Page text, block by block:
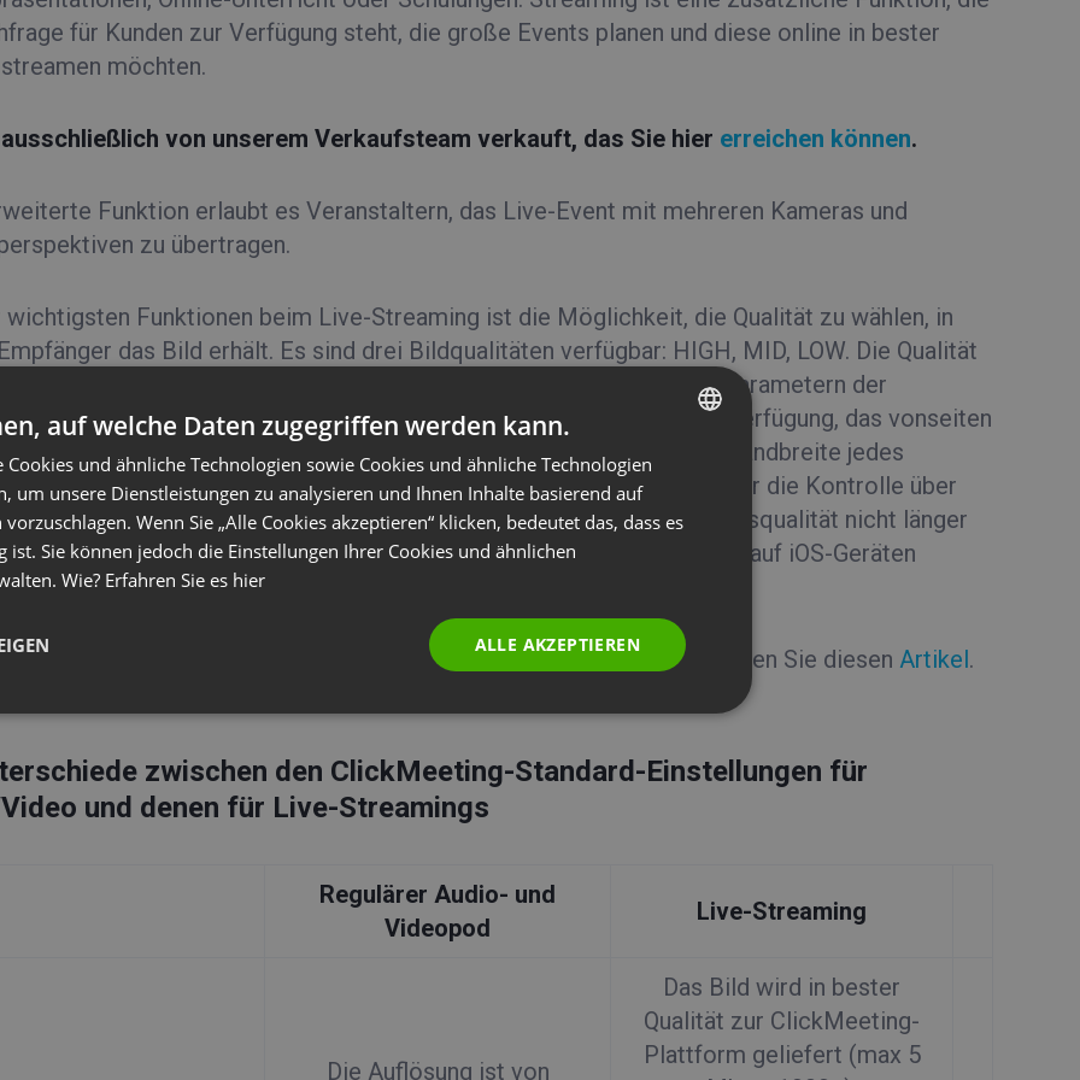
für Kunden zur Verfügung steht, die große Events planen und diese online in bester
möchten.
ausschließlich von unserem Verkaufsteam verkauft, das Sie hier erreichen können.
Funktion erlaubt es Veranstaltern, das Live-Event mit mehreren Kameras und
zu übertragen.
wichtigsten Funktionen beim Live-Streaming ist die Möglichkeit, die Qualität zu wählen, in
das Bild erhält. Es sind drei Bildqualitäten verfügbar: HIGH, MID, LOW. Die Qualität
wird durch die Empfänger gewählt und ist abhängig von den Parametern der
die sie haben. Der Sender stellt das Bild im höchsten Format zur Verfügung, das vonseiten
dynamisch in Abhängigkeit von der individuellen Hardware und Bandbreite jedes
wird. Beim manuellen Auswählen der Qualität hat der Benutzer die Kontrolle über
der Übertragungsqualität. Das bedeutet, dass die Übertragungsqualität nicht länger
angepasst wird. Bitte beachten Sie, dass die Übertragungsqualität auf iOS-Geräten
auf 720 p festgelegt ist.
Informationen über das Streaming in den sozialen Medien suchen, lesen Sie diesen Artikel .
zwischen den ClickMeeting-Standard-Einstellungen für
und denen für Live-Streamings
Regulärer Audio- und
Videopod
Live-Streaming
Die Auflösung ist von
Das Bild wird in bester
Qualität zur ClickMeeting-
Plattform geliefert (max 5
ENGLISH
FRENCH
RUSSIAN
SPANISH
auf welche Daten zugegriffen werden kann.
Cookies und ähnliche Technologien sowie Cookies und ähnliche Technologien
um unsere Dienstleistungen zu analysieren und Ihnen Inhalte basierend auf
Wenn Sie „Alle Cookies akzeptieren“ klicken, bedeutet das, dass es
ist. Sie können jedoch die Einstellungen Ihrer Cookies und ähnlichen
Wie? Erfahren Sie es hier
ALLE AKZEPTIEREN